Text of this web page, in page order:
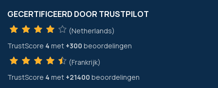
GECERTIFICEERD DOOR TRUSTPILOT
(Netherlands)
TrustScore 4 met +300 beoordelingen
(Frankrijk)
TrustScore 4 met +21400 beoordelingen